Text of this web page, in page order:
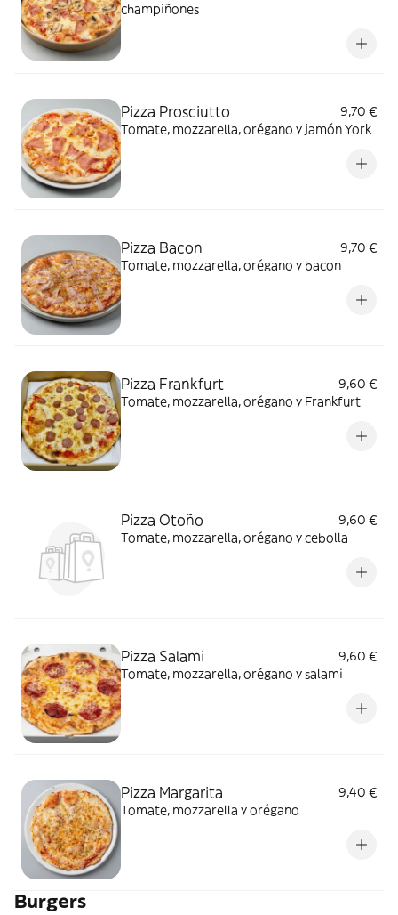
champiñones
Pizza Prosciutto
9,70 €
Tomate, mozzarella, orégano y jamón York
Pizza Bacon
9,70 €
Tomate, mozzarella, orégano y bacon
Pizza Frankfurt
9,60 €
Tomate, mozzarella, orégano y Frankfurt
Pizza Otoño
9,60 €
Tomate, mozzarella, orégano y cebolla
Pizza Salami
9,60 €
Tomate, mozzarella, orégano y salami
Pizza Margarita
9,40 €
Tomate, mozzarella y orégano
Burgers